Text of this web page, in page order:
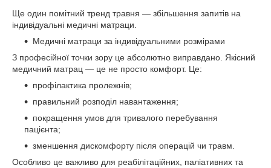
Ще один помітний тренд травня — збільшення запитів на
індивідуальні медичні матраци.
Медичні матраци за індивідуальними розмірами
З професійної точки зору це абсолютно виправдано. Якісний
медичний матрац — це не просто комфорт. Це:
профілактика пролежнів;
правильний розподіл навантаження;
покращення умов для тривалого перебування
пацієнта;
зменшення дискомфорту після операцій чи травм.
Особливо це важливо для реабілітаційних, паліативних та